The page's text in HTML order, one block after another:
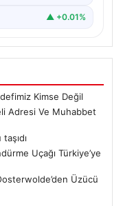
▲ +0.01%
Kimse Değil
Adresi Ve Muhabbet
Uçağı Türkiye’ye
Üzücü